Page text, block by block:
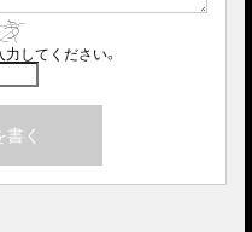
してください。